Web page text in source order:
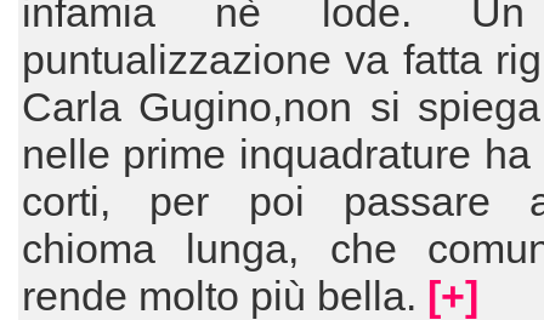
infamia nè lode. Un
puntualizzazione va fatta
Carla Gugino,non si
nelle prime inquadrature
corti, per poi passare
chioma lunga, che
rende molto più bella. [+]